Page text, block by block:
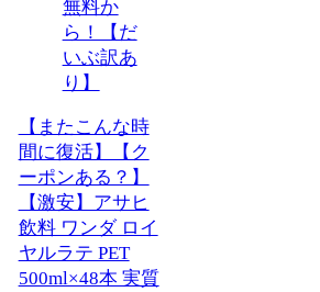
【またこんな時
間に復活】【ク
ーポンある？】
【激安】アサヒ
飲料 ワンダ ロイ
ヤルラテ PET
500ml×48本 実質